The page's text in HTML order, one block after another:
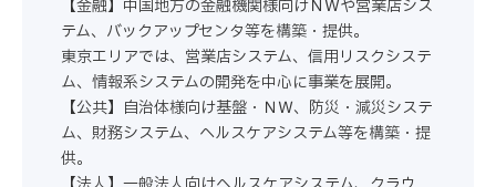
【金融】中国地方の金融機関様向けＮＷや営業店シス
テム、バックアップセンタ等を構築・提供。
東京エリアでは、営業店システム、信用リスクシステ
ム、情報系システムの開発を中心に事業を展開。
【公共】自治体様向け基盤・ＮＷ、防災・減災システ
ム、財務システム、ヘルスケアシステム等を構築・提
供。